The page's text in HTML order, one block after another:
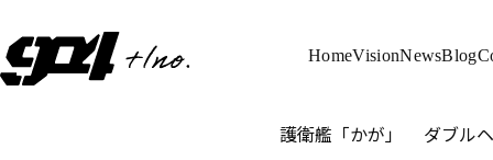
HomeVisionNewsBlog
護衛艦「かが」 ダブル